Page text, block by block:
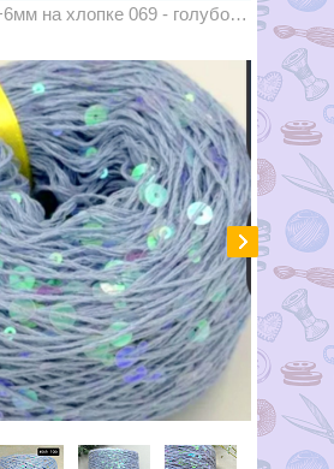
069 - голубой с пайетками крылья стрекозы (50г)